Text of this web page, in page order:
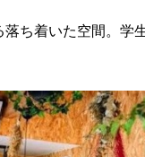
ち着いた空間。学